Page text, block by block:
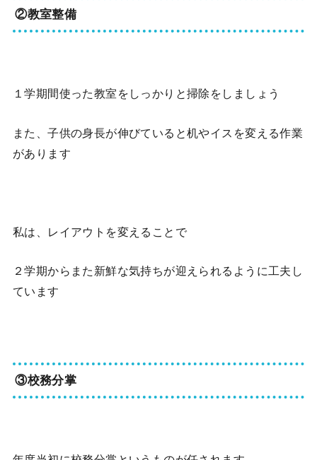
②教室整備
１学期間使った教室をしっかりと掃除をしましょう
また、子供の身長が伸びていると机やイスを変える作業
があります
私は、レイアウトを変えることで
２学期からまた新鮮な気持ちが迎えられるように工夫し
ています
③校務分掌